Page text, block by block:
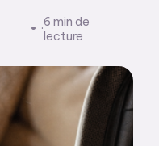
·6 min de
lecture